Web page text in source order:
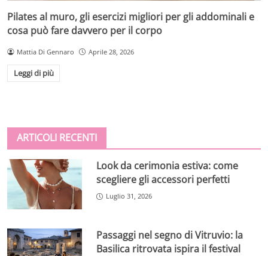
Pilates al muro, gli esercizi migliori per gli addominali e
cosa può fare davvero per il corpo
Mattia Di Gennaro Aprile 28, 2026
Leggi di più
ARTICOLI RECENTI
Look da cerimonia estiva: come
scegliere gli accessori perfetti
Luglio 31, 2026
Passaggi nel segno di Vitruvio: la
Basilica ritrovata ispira il festival